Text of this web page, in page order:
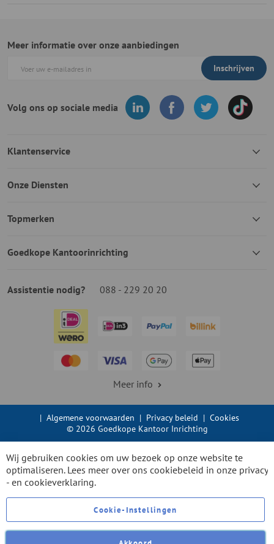
Meer informatie over onze aanbiedingen
Inschrijven
Volg ons op sociale media
Klantenservice
Onze Diensten
Topmerken
Goedkope Kantoorinrichting
Assistentie nodig? 088 - 229 20 20
Meer info
| Algemene voorwaarden | Privacy beleid | Cookies
© 2026 Goedkope Kantoor Inrichting
Wij gebruiken cookies om uw bezoek op onze website te
optimaliseren. Lees meer over ons cookiebeleid in onze privacy
- en cookieverklaring.
Cookie-Instellingen